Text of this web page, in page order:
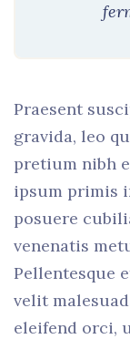
Praesent
gravida, leo
pretium nibh
ipsum primis
posuere
venenatis
Pellentesque
velit
eleifend orci,